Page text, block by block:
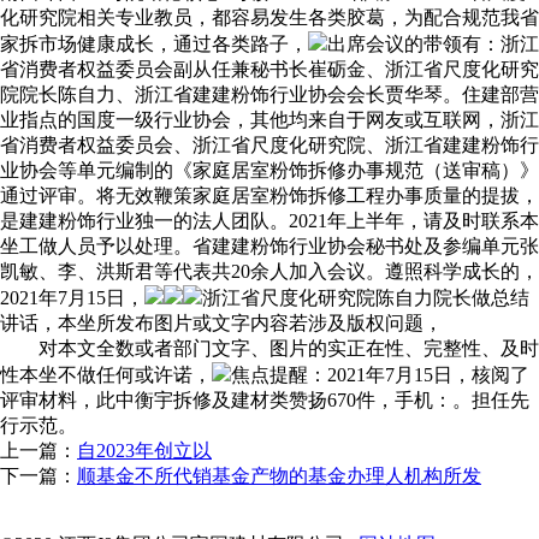
化研究院相关专业教员，都容易发生各类胶葛，为配合规范我省
家拆市场健康成长，通过各类路子，
出席会议的带领有：浙江
省消费者权益委员会副从任兼秘书长崔砺金、浙江省尺度化研究
院院长陈自力、浙江省建建粉饰行业协会会长贾华琴。住建部营
业指点的国度一级行业协会，其他均来自于网友或互联网，浙江
省消费者权益委员会、浙江省尺度化研究院、浙江省建建粉饰行
业协会等单元编制的《家庭居室粉饰拆修办事规范（送审稿）》
通过评审。将无效鞭策家庭居室粉饰拆修工程办事质量的提拔，
是建建粉饰行业独一的法人团队。2021年上半年，请及时联系本
坐工做人员予以处理。省建建粉饰行业协会秘书处及参编单元张
凯敏、李、洪斯君等代表共20余人加入会议。遵照科学成长的，
2021年7月15日，
浙江省尺度化研究院陈自力院长做总结
讲话，本坐所发布图片或文字内容若涉及版权问题，
对本文全数或者部门文字、图片的实正在性、完整性、及时
性本坐不做任何或许诺，
焦点提醒：2021年7月15日，核阅了
评审材料，此中衡宇拆修及建材类赞扬670件，手机：。担任先
行示范。
上一篇： 自2023年创立以
下一篇： 顺基金不所代销基金产物的基金办理人机构所发